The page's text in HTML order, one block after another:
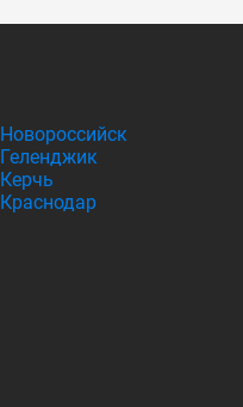
Новороссийск
Геленджик
Керчь
Краснодар